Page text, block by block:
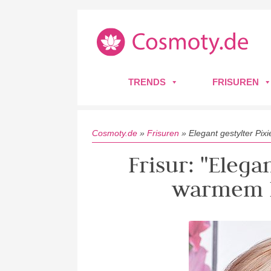
TRENDS FRISUREN
Cosmoty.de » Frisuren » Elegant gestylter
Frisur:
warmem